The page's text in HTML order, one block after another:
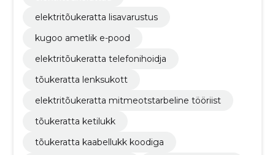
elektritõukeratta lisavarustus
kugoo ametlik e-pood
elektritõukeratta telefonihoidja
tõukeratta lenksukott
elektritõukeratta mitmeotstarbeline tööriist
tõukeratta ketilukk
tõukeratta kaabellukk koodiga